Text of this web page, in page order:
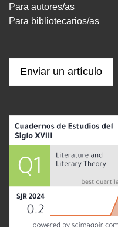
Para autores/as
Para bibliotecarios/as
Enviar un artículo